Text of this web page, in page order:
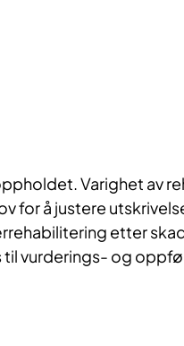
Varighet av
for å justere
etter
til vurderings- og